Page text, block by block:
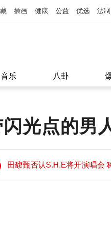
插画 健康 公益 优选 法制
音乐 八卦
光点的男
田馥甄否认S.H.E将开演唱会
望11:08
田馥甄否认S.H.E将开演唱会